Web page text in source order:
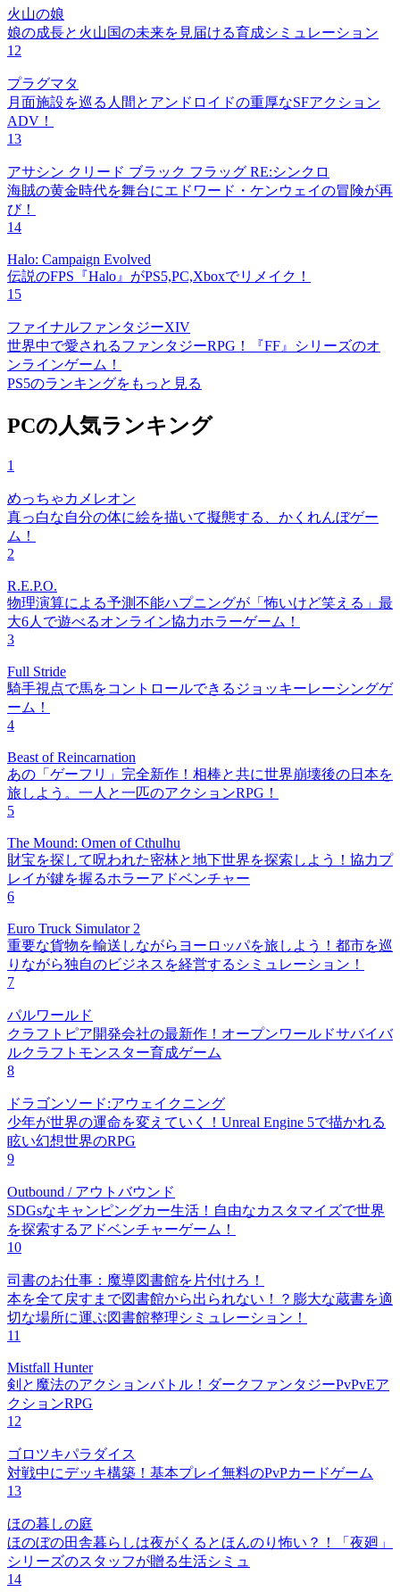
火山の娘
娘の成長と火山国の未来を見届ける育成シミュレーション
12
プラグマタ
月面施設を巡る人間とアンドロイドの重厚なSFアクション
ADV！
13
アサシン クリード ブラック フラッグ RE:シンクロ
海賊の黄金時代を舞台にエドワード・ケンウェイの冒険が再
び！
14
Halo: Campaign Evolved
伝説のFPS『Halo』がPS5,PC,Xboxでリメイク！
15
ファイナルファンタジーXIV
世界中で愛されるファンタジーRPG！『FF』シリーズのオ
ンラインゲーム！
PS5のランキングをもっと見る
PCの人気ランキング
1
めっちゃカメレオン
真っ白な自分の体に絵を描いて擬態する、かくれんぼゲー
ム！
2
R.E.P.O.
物理演算による予測不能ハプニングが「怖いけど笑える」最
大6人で遊べるオンライン協力ホラーゲーム！
3
Full Stride
騎手視点で馬をコントロールできるジョッキーレーシングゲ
ーム！
4
Beast of Reincarnation
あの「ゲーフリ」完全新作！相棒と共に世界崩壊後の日本を
旅しよう。一人と一匹のアクションRPG！
5
The Mound: Omen of Cthulhu
財宝を探して呪われた密林と地下世界を探索しよう！協力プ
レイが鍵を握るホラーアドベンチャー
6
Euro Truck Simulator 2
重要な貨物を輸送しながらヨーロッパを旅しよう！都市を巡
りながら独自のビジネスを経営するシミュレーション！
7
パルワールド
クラフトピア開発会社の最新作！オープンワールドサバイバ
ルクラフトモンスター育成ゲーム
8
ドラゴンソード:アウェイクニング
少年が世界の運命を変えていく！Unreal Engine 5で描かれる
眩い幻想世界のRPG
9
Outbound / アウトバウンド
SDGsなキャンピングカー生活！自由なカスタマイズで世界
を探索するアドベンチャーゲーム！
10
司書のお仕事：魔導図書館を片付けろ！
本を全て戻すまで図書館から出られない！？膨大な蔵書を適
切な場所に運ぶ図書館整理シミュレーション！
11
Mistfall Hunter
剣と魔法のアクションバトル！ダークファンタジーPvPvEア
クションRPG
12
ゴロツキパラダイス
対戦中にデッキ構築！基本プレイ無料のPvPカードゲーム
13
ほの暮しの庭
ほのぼの田舎暮らしは夜がくるとほんのり怖い？！「夜廻」
シリーズのスタッフが贈る生活シミュ
14